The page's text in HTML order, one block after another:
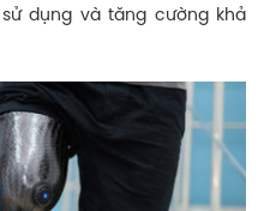
dụng và tăng cường khả